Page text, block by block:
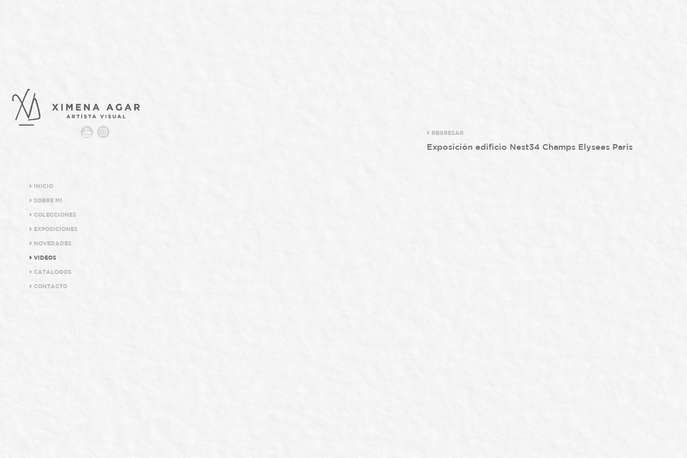
INICIO
SOBRE MI
COLECCIONES
EXPOSICIONES
NOVEDADES
VIDEOS
CATÁLOGOS
CONTACTO
REGRESAR
Exposición edificio Nest34 Champs Elysees Paris